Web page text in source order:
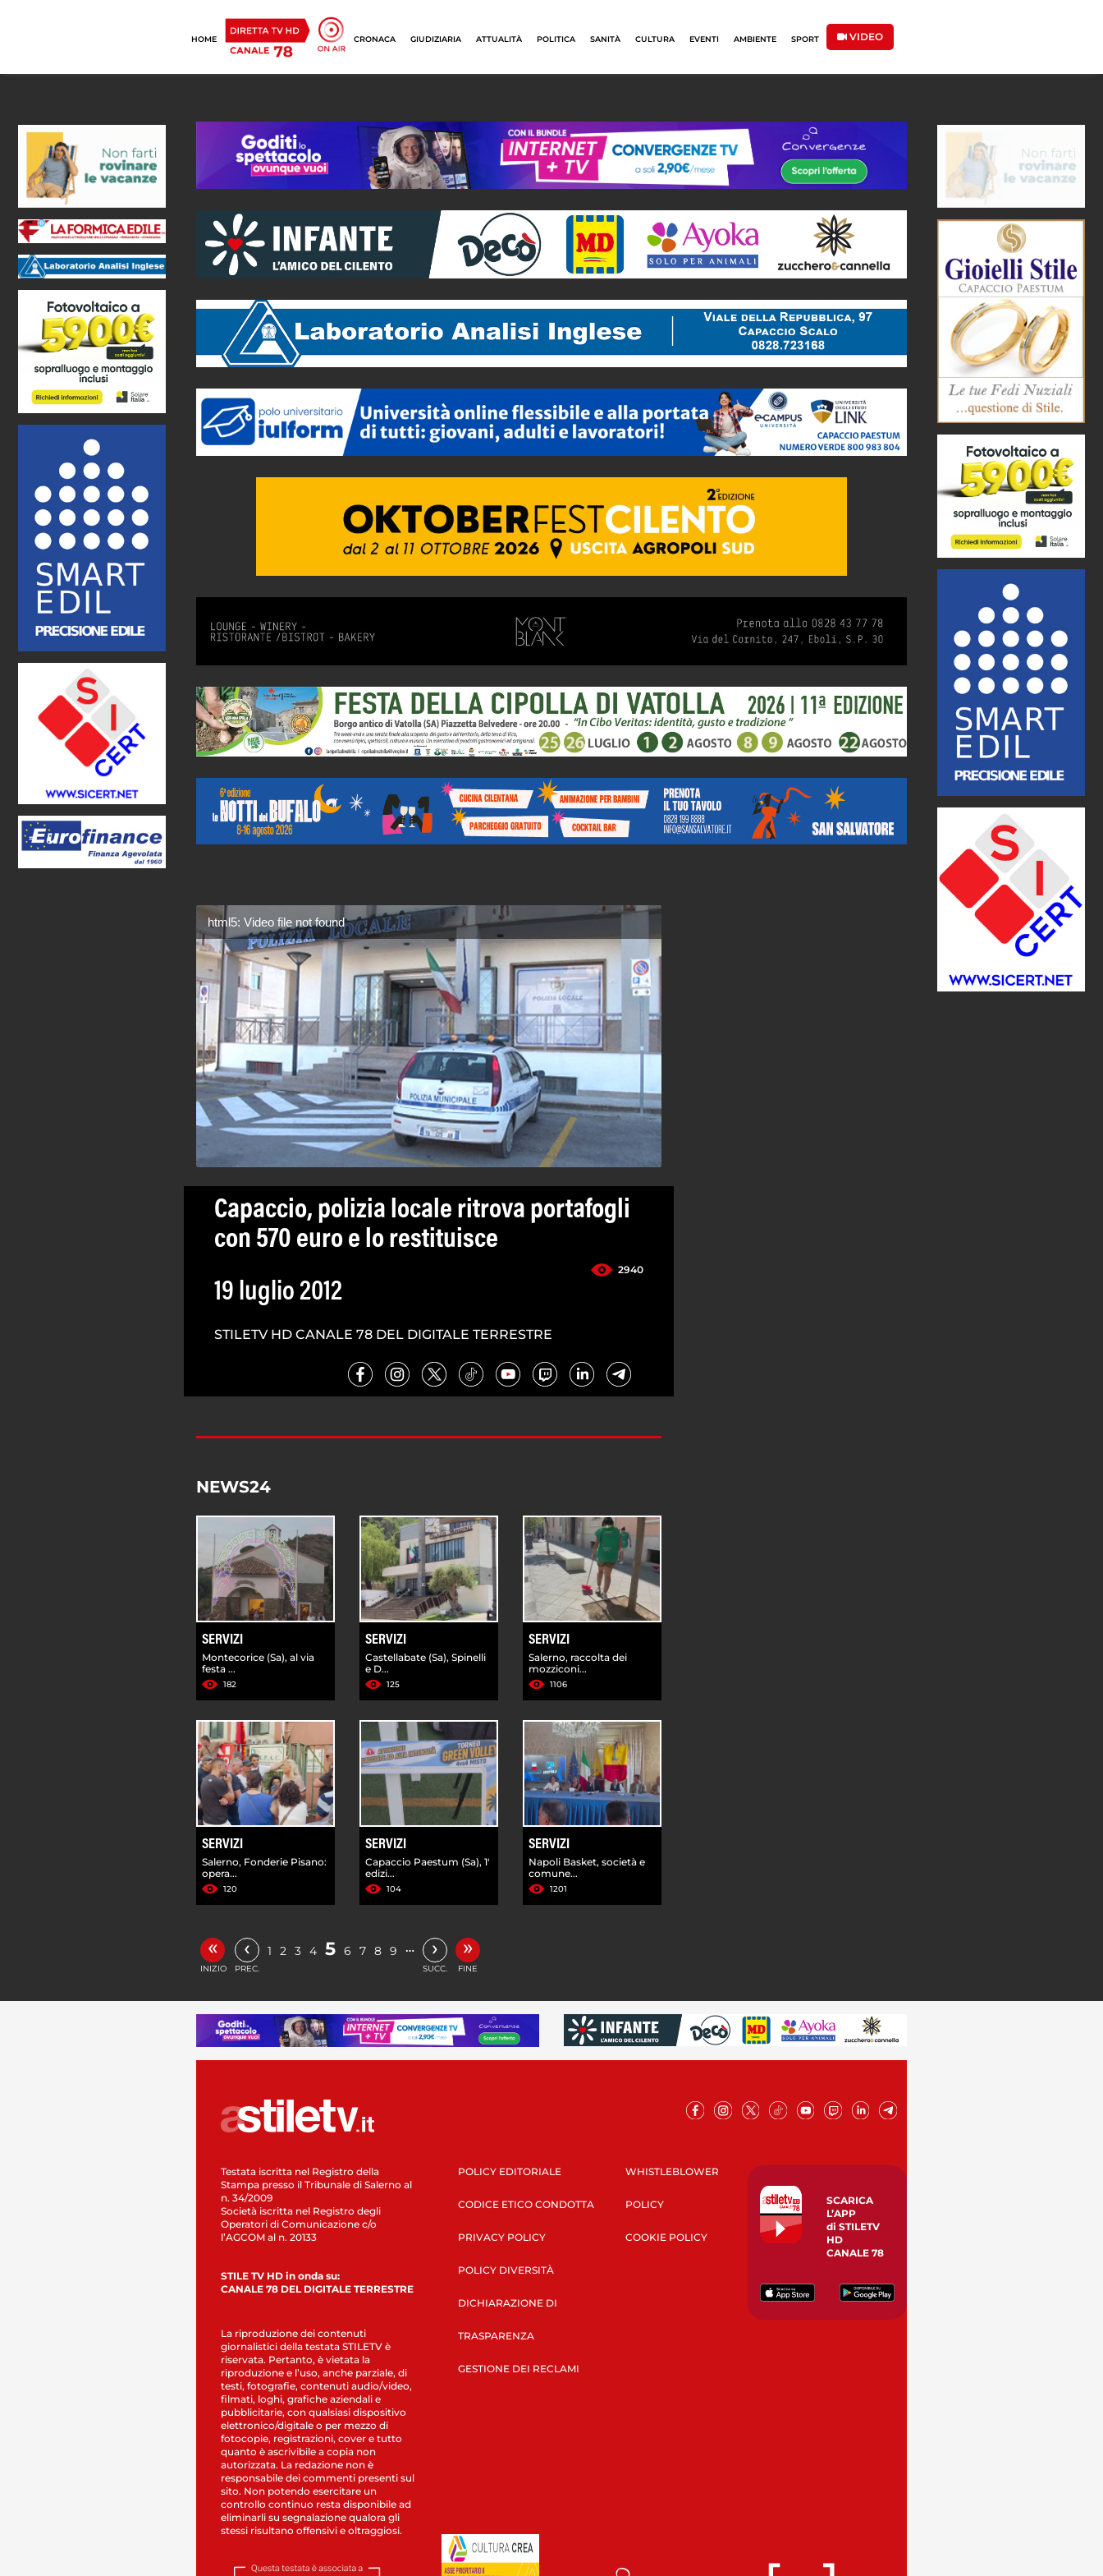
HOME CRONACA GIUDIZIARIA ATTUALITÀ POLITICA SANITÀ CULTURA EVENTI AMBIENTE SPORT VIDEO
html5: Video file not found
Capaccio, polizia locale ritrova portafogli
con 570 euro e lo restituisce
2940
19 luglio 2012
STILETV HD CANALE 78 DEL DIGITALE TERRESTRE
NEWS24
SERVIZI
Montecorice (Sa), al via
festa ...
182
SERVIZI
Castellabate (Sa), Spinelli
e D...
125
SERVIZI
Salerno, raccolta dei
mozziconi...
1106
SERVIZI
Salerno, Fonderie Pisano:
opera...
120
SERVIZI
Capaccio Paestum (Sa), 1'
edizi...
104
SERVIZI
Napoli Basket, società e
comune...
1201
«
INIZIO
‹
PREC.
1 2 3 4 5 6 7 8 9 … ›
SUCC.
»
FINE
Testata iscritta nel Registro della
Stampa presso il Tribunale di Salerno al
n. 34/2009
Società iscritta nel Registro degli
Operatori di Comunicazione c/o
l’AGCOM al n. 20133
STILE TV HD in onda su:
CANALE 78 DEL DIGITALE TERRESTRE
La riproduzione dei contenuti
giornalistici della testata STILETV è
riservata. Pertanto, è vietata la
riproduzione e l’uso, anche parziale, di
testi, fotografie, contenuti audio/video,
filmati, loghi, grafiche aziendali e
pubblicitarie, con qualsiasi dispositivo
elettronico/digitale o per mezzo di
fotocopie, registrazioni, cover e tutto
quanto è ascrivibile a copia non
autorizzata. La redazione non è
responsabile dei commenti presenti sul
sito. Non potendo esercitare un
controllo continuo resta disponibile ad
eliminarli su segnalazione qualora gli
stessi risultano offensivi e oltraggiosi.
POLICY EDITORIALE
CODICE ETICO CONDOTTA
PRIVACY POLICY
POLICY DIVERSITÀ
DICHIARAZIONE DI
TRASPARENZA
GESTIONE DEI RECLAMI
WHISTLEBLOWER
POLICY
COOKIE POLICY
SCARICA
L’APP
di STILETV
HD
CANALE 78